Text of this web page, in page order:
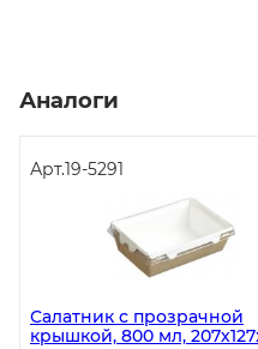
Аналоги
Арт.19-5291
Салатник с прозрачной
крышкой, 800 мл,